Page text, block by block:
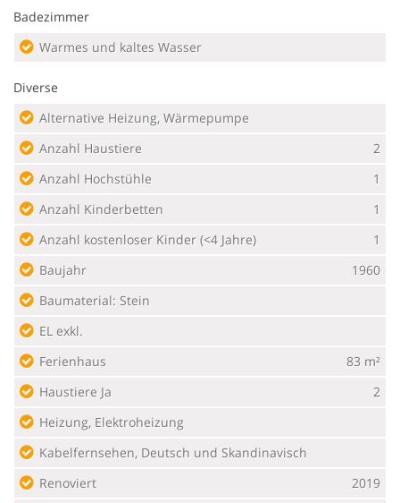
Badezimmer
Warmes und kaltes Wasser
Diverse
Alternative Heizung, Wärmepumpe
Anzahl Haustiere
2
Anzahl Hochstühle
1
Anzahl Kinderbetten
1
Anzahl kostenloser Kinder (<4 Jahre)
1
Baujahr
1960
Baumaterial: Stein
EL exkl.
Ferienhaus
83 m²
Haustiere Ja
2
Heizung, Elektroheizung
Kabelfernsehen, Deutsch und Skandinavisch
Renoviert
2019